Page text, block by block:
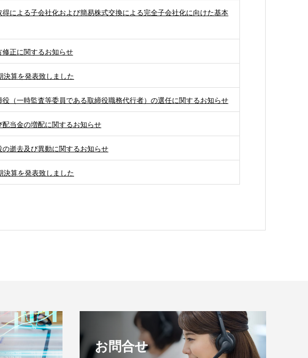
による子会社化および簡易株式交換による完全子会社化に向けた基本
正に関するお知らせ
決算を発表致しました
（一時監査等委員である取締役職務代行者）の選任に関するお知らせ
当金の増配に関するお知らせ
逝去及び異動に関するお知らせ
決算を発表致しました
お問合せ